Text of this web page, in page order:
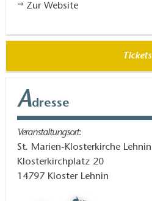
Zur Website
Tickets
Adresse
Veranstaltungsort:
St. Marien-Klosterkirche Lehnin
Klosterkirchplatz 20
14797 Kloster Lehnin